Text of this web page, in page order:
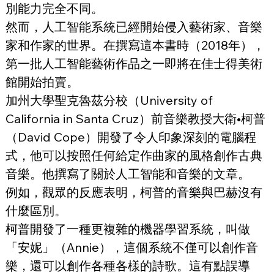
別能力完全不同。
然而，人工智能系統已經開始侵入藝術家、音樂
家和作家的世界。在撰寫這本書時（2018年），
第一批人工智能藝術作品之一即將在佳士得美術
館開始拍賣。
加州大學聖克魯茲分校（University of
California in Santa Cruz）前音樂教授大衛•柯普
（David Cope）開發了令人印象深刻的電腦程
式，他可以按照任何給定作曲家的風格創作古典
音樂。他撰寫了關於人工智能和音樂的文章。
例如，觀眾的反應表明，柯普的音樂與巴赫沒有
什麼區別。
柯普開發了一種更複雜的機器學習系統，叫做
「安妮」（Annie），這個系統不僅可以創作音
樂，還可以創作各種各樣的詩歌。這有點誤導